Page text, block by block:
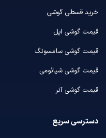
خرید قسطی گوشی
قیمت گوشی اپل
قیمت گوشی سامسونگ
قیمت گوشی شیائومی
قیمت گوشی آنر
دسترسی سریع